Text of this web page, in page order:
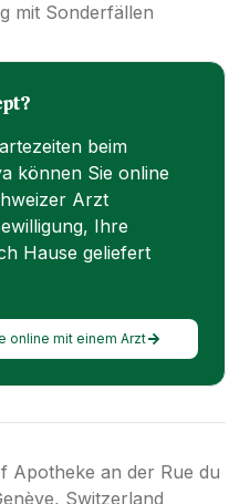
mit Sonderfällen
beim
können Sie online
Arzt
Ihre
Hause geliefert
online mit einem Arzt
Apotheke an der Rue du
Switzerland